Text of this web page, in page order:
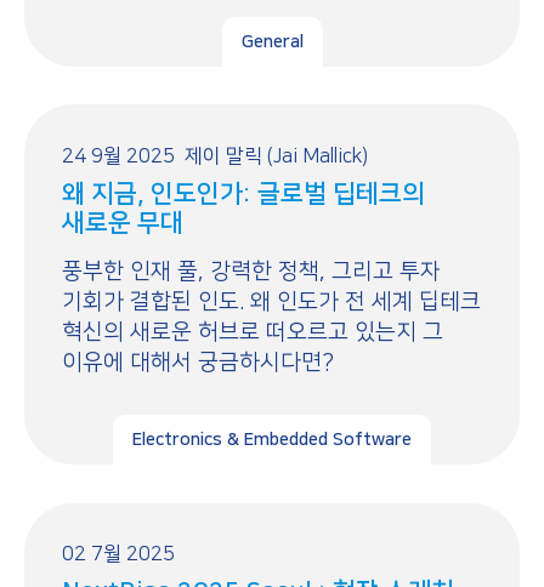
General
24 9월 2025 제이 말릭 (Jai Mallick)
왜 지금, 인도인가: 글로벌 딥테크의
새로운 무대
풍부한 인재 풀, 강력한 정책, 그리고 투자
기회가 결합된 인도. 왜 인도가 전 세계 딥테크
혁신의 새로운 허브로 떠오르고 있는지 그
이유에 대해서 궁금하시다면?
Electronics & Embedded Software
02 7월 2025